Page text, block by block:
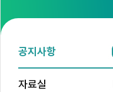
공지사항
자료실